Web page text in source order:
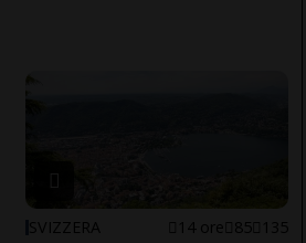
SVIZZERA 14 ore 85 135